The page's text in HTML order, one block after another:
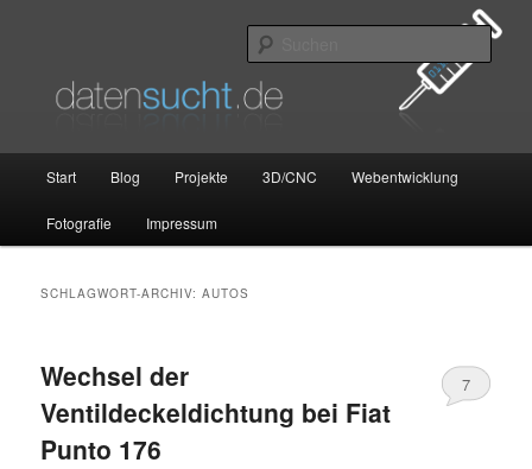
springen
springendatensucht.de
Start Blog Projekte 3D/CNC Webentwicklung
Fotografie Impressum
SCHLAGWORT-ARCHIV:AUTOS
Wechsel der
Ventildeckeldichtung bei Fiat
Punto 176
7